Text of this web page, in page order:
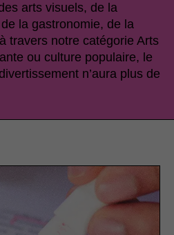
arts visuels, de la
la gastronomie, de la
travers notre catégorie Arts
ou culture populaire, le
n’aura plus de